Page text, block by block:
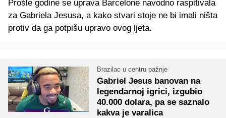
Prošle godine se uprava Barcelone navodno raspitivala
za Gabriela Jesusa, a kako stvari stoje ne bi imali ništa
protiv da ga potpišu upravo ovog ljeta.
Brazilac u centru pažnje
Gabriel Jesus banovan na
legendarnoj igrici, izgubio
40.000 dolara, pa se saznalo
kakva je varalica